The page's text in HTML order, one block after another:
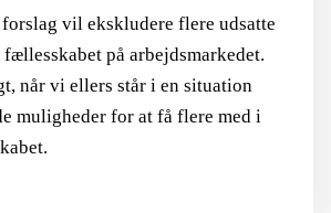
vil ekskludere flere udsatte
på arbejdsmarkedet.
når vi ellers står i en situation
muligheder for at få flere med i